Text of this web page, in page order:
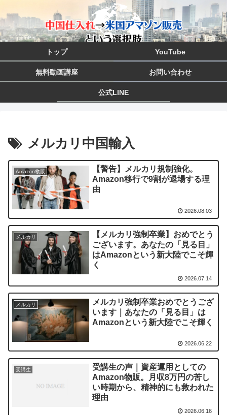
トップ YouTube
無料動画講座 お問い合わせ
公式LINE
メルカリ中国輸入
Amazon物販
【警告】メルカリ規制強化。
Amazon移行で9割が退場する理
由
2026.08.03
メルカリ
【メルカリ強制卒業】おめでとう
ございます。あなたの「見る目」
はAmazonという新大陸でこそ輝
く
2026.07.14
メルカリ
メルカリ強制卒業おめでとうござ
います｜あなたの「見る目」は
Amazonという新大陸でこそ輝く
2026.06.22
受講生
受講生の声｜資産運用としての
Amazon物販。月収8万円の苦し
い時期から、精神的にも救われた
理由
2026.06.16